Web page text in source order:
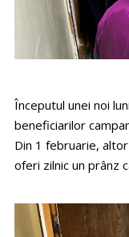
Începutul unei noi
beneficiarilor
Din 1 februarie,
oferi zilnic un prânz